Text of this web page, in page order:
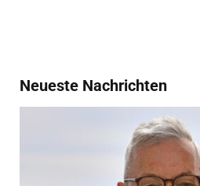
Neueste Nachrichten